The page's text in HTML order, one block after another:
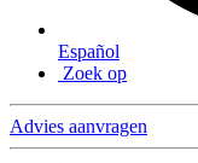
Español
Zoek op
Advies aanvragen